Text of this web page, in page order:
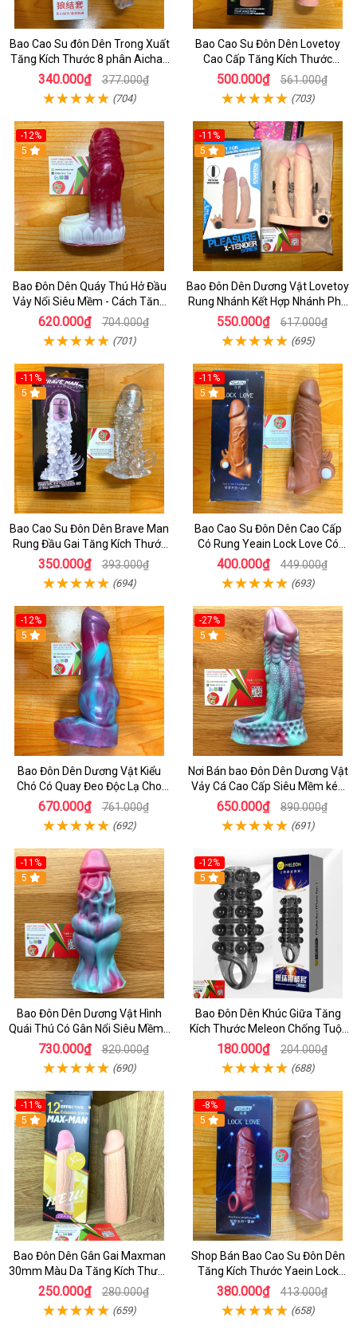
Bao Cao Su đôn Dên Trong Xuất
Tăng Kích Thước 8 phân Aichao
Walf Knot LS Cho Nam Có Quay
Đeo Bìu
340.000₫ 377.000₫
(704)
Bao Cao Su Đôn Dên Lovetoy
Cao Cấp Tăng Kích Thước
Dương Vật - Bao Đôn Đên Cao
Cấp Cho Nam
500.000₫ 561.000₫
(703)
-12%
5
Bao Đôn Dên Quáy Thú Hở Đầu
Vảy Nổi Siêu Mềm - Cách Tăng
Kích Thước Dương Vật Bằng Bao
Đôn
620.000₫ 704.000₫
(701)
-11%
5
Bao Đôn Dên Dương Vật Lovetoy
Rung Nhánh Kết Hợp Nhánh Phụ
Chơi Hậu Môn
550.000₫ 617.000₫
(695)
-11%
5
Bao Cao Su Đôn Dên Brave Man
Rung Đầu Gai Tăng Kích Thước
4cm
350.000₫ 393.000₫
(694)
-11%
5
Bao Cao Su Đôn Dên Cao Cấp
Có Rung Yeain Lock Love Có
Quay Đeo - Cách Tăng Kích
thước Dương Vật - bcs
400.000₫ 449.000₫
(693)
-12%
5
Bao Đôn Dên Dương Vật Kiểu
Chó Có Quay Đeo Độc Lạ Cho
Chị Em - Bao Cao Su Cao Cấp _
BCS
670.000₫ 761.000₫
(692)
-27%
5
Nơi Bán bao Đôn Dên Dương Vật
Vảy Cá Cao Cấp Siêu Mềm kéo
Dài Thời Gian QUan Hệ cho Nam
650.000₫ 890.000₫
(691)
-11%
5
Bao Đôn Dên Dương Vật Hình
Quái Thú Có Gân Nổi Siêu Mềm -
BCS Đôn Dên Cao Cấp
730.000₫ 820.000₫
(690)
-12%
5
Bao Đôn Dên Khúc Giữa Tăng
Kích Thước Meleon Chống Tuột
Cho Nam
180.000₫ 204.000₫
(688)
-11%
5
Bao Đôn Dên Gân Gai Maxman
30mm Màu Da Tăng Kích Thước
Cho Nam
250.000₫ 280.000₫
(659)
-8%
5
Shop Bán Bao Cao Su Đôn Dên
Tăng Kích Thước Yaein Lock
Love Có Quay Đeo Chính Hãng
Cao Cấp - bcs
380.000₫ 413.000₫
(658)